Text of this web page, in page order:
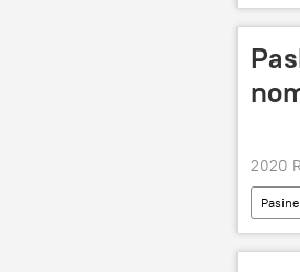
2020
kinas